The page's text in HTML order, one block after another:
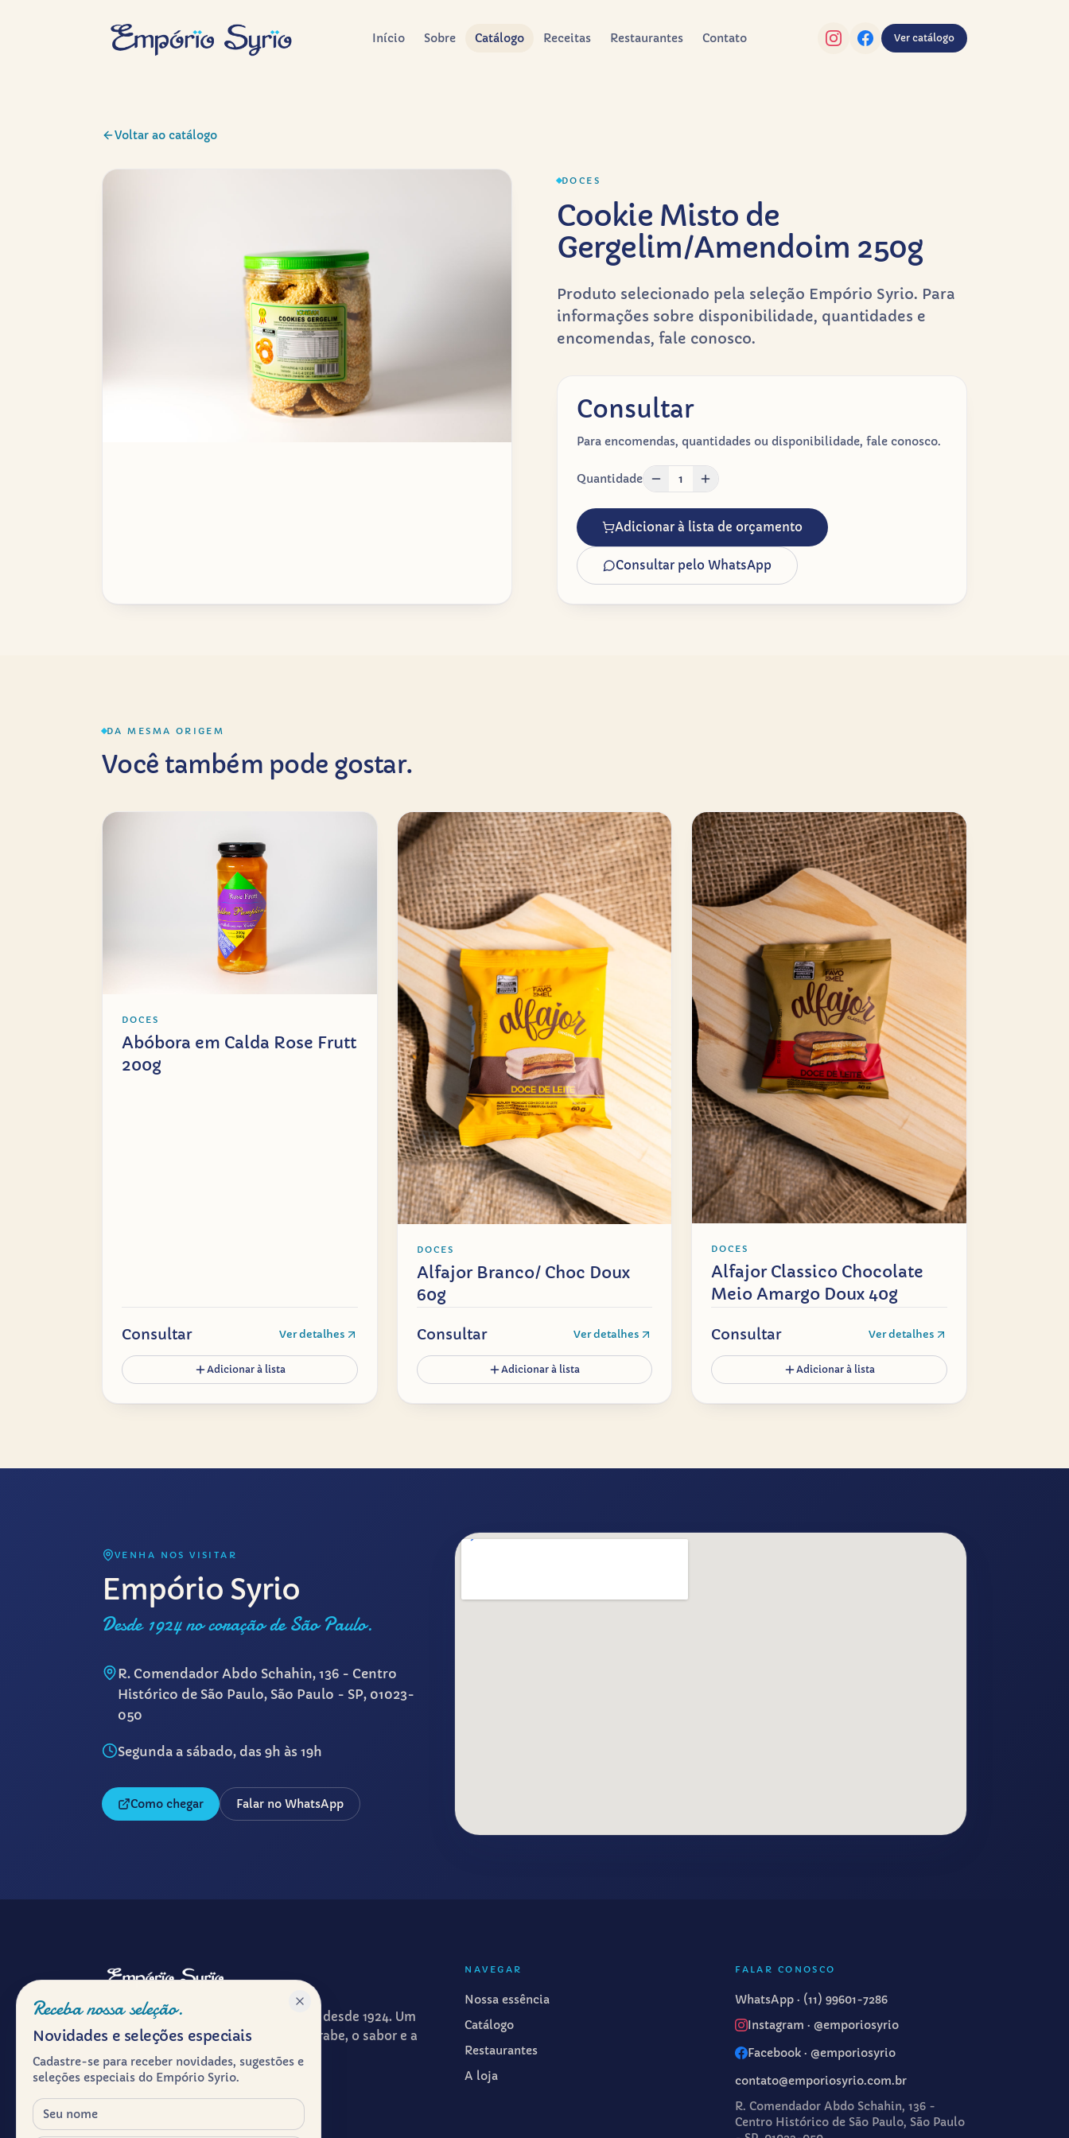
Início Sobre Catálogo Receitas Restaurantes Contato Ver catálogo
Voltar ao catálogo
DOCES
Cookie Misto de
Gergelim/Amendoim 250g
Produto selecionado pela seleção Empório Syrio. Para
informações sobre disponibilidade, quantidades e
encomendas, fale conosco.
Consultar
Para encomendas, quantidades ou disponibilidade, fale conosco.
Quantidade 1
Adicionar à lista de orçamento
Consultar pelo WhatsApp
DA MESMA ORIGEM
Você também pode gostar.
DOCES
Abóbora em Calda Rose Frutt
200g
Consultar Ver detalhes
Adicionar à lista
DOCES
Alfajor Branco/ Choc Doux
60g
Consultar Ver detalhes
Adicionar à lista
DOCES
Alfajor Classico Chocolate
Meio Amargo Doux 40g
Consultar Ver detalhes
Adicionar à lista
VENHA NOS VISITAR
Empório Syrio
Desde 1924 no coração de São Paulo.
R. Comendador Abdo Schahin, 136 - Centro
Histórico de São Paulo, São Paulo - SP, 01023-
050
Segunda a sábado, das 9h às 19h
Como chegar Falar no WhatsApp
Patrimônio gastronômico e cultural desde 1924. Um
ponto de encontro entre a cultura árabe, o sabor e a
experiência de receber à mesa.
Herança viva.
NAVEGAR
Nossa essência
Catálogo
Restaurantes
A loja
FALAR CONOSCO
WhatsApp · (11) 99601-7286
Instagram · @emporiosyrio
Facebook · @emporiosyrio
contato@emporiosyrio.com.br
R. Comendador Abdo Schahin, 136 -
Centro Histórico de São Paulo, São Paulo
Receba nossa seleção.
Novidades e seleções especiais
Cadastre-se para receber novidades, sugestões e
seleções especiais do Empório Syrio.
Nome